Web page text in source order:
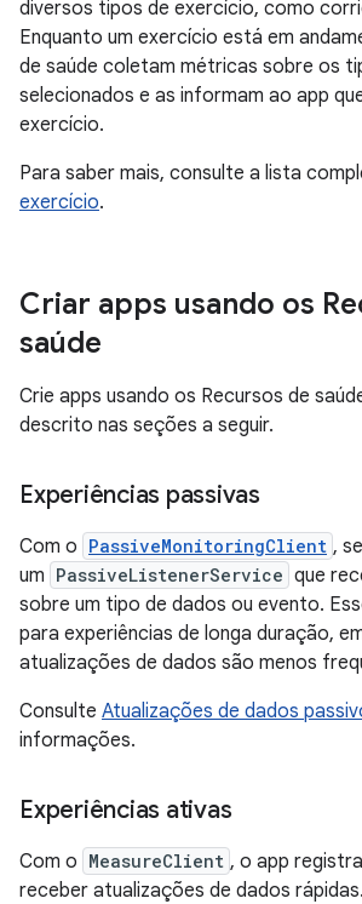
diversos tipos de exercício, como
Enquanto um exercício está em
de saúde coletam métricas sobre os
selecionados e as informam ao app
exercício.
Para saber mais, consulte a lista
exercício.
Criar apps usando os
saúde
Crie apps usando os Recursos de
descrito nas seções a seguir.
Experiências passivas
Com o PassiveMonitoringClient ,
um PassiveListenerService que
sobre um tipo de dados ou evento.
para experiências de longa duração,
atualizações de dados são menos
Consulte Atualizações de dados
informações.
Experiências ativas
Com o MeasureClient , o app
receber atualizações de dados